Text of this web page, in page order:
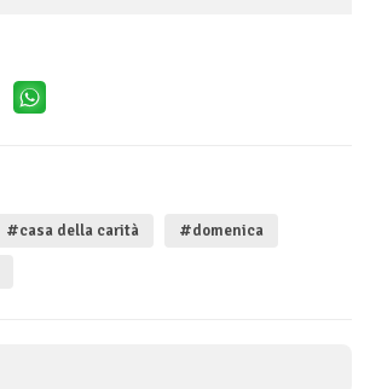
#casa della carità #domenica